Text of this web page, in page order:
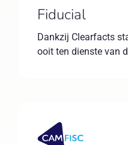
Fiducial
Dankzij Clearfacts
ooit ten dienste van